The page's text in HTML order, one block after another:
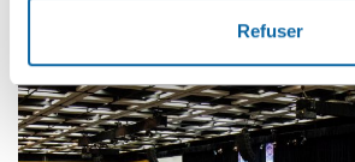
Refuser
Salle 2000 Style théâtre